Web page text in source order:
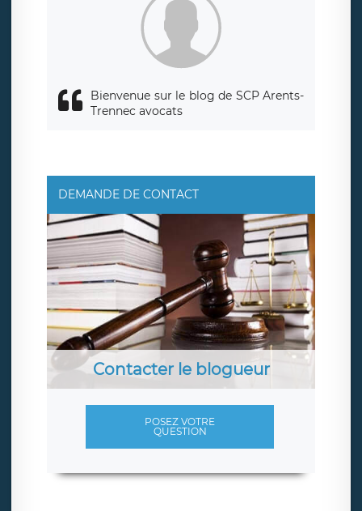
Bienvenue sur le blog de SCP Arents-
Trennec avocats
DEMANDE DE CONTACT
Contacter le blogueur
POSEZ VOTRE
QUESTION